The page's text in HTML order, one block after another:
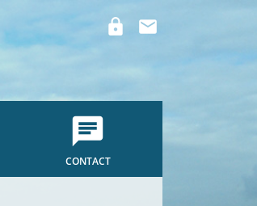
lock mail
chat
CONTACT